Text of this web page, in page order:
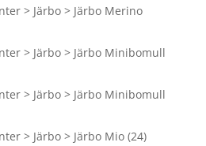
> Järbo > Järbo Merino
> Järbo > Järbo Minibomull
> Järbo > Järbo Minibomull
> Järbo > Järbo Mio (24)